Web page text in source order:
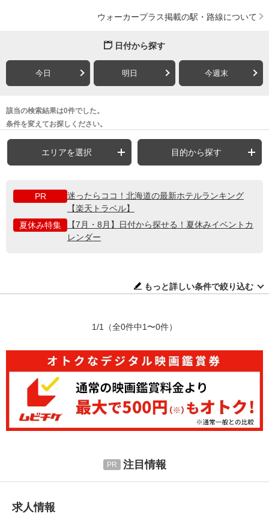
ウォーカープラス掲載の駅・路線について
日付から探す
今日 明日 今週末
該当の検索結果は0件でした。
条件を変えてお探しください。
エリアを選択 目的から探す
PR
迷ったらココ！北海道の最新ホテルランキング
【楽天トラベル】
夏休み特集
【7月・8月】日付から探せる！夏休みイベントカ
レンダー
もっと詳しい条件で絞り込む
1/1 （全0件中1〜0件）
注目情報
求人情報